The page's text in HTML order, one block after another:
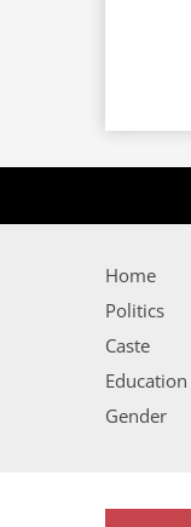
Home
Politics
Caste
Education
Gender